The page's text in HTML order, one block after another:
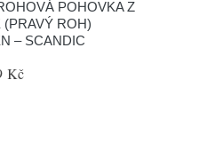
POHOVKA Z
(PRAVÝ ROH)
– SCANDIC
Kč